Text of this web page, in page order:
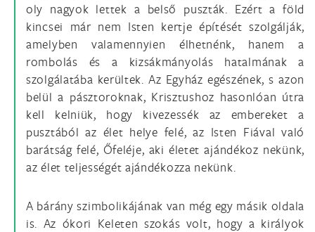
oly nagyok lettek a belső puszták. Ezért a föld
kincsei már nem Isten kertje építését szolgálják,
amelyben valamennyien élhetnénk, hanem a
rombolás és a kizsákmányolás hatalmának a
szolgálatába kerültek. Az Egyház egészének, s azon
belül a pásztoroknak, Krisztushoz hasonlóan útra
kell kelniük, hogy kivezessék az embereket a
pusztából az élet helye felé, az Isten Fiával való
barátság felé, Őfeléje, aki életet ajándékoz nekünk,
az élet teljességét ajándékozza nekünk.
A bárány szimbolikájának van még egy másik oldala
is. Az ókori Keleten szokás volt, hogy a királyok